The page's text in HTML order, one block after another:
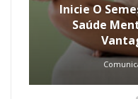
Inicie O
Saúde